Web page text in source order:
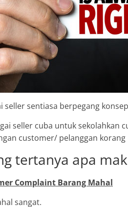
seller sentiasa berpegang
seller cuba untuk sekolahkan
customer/ pelanggan korang
tertanya apa
Complaint Barang Mahal
sangat.